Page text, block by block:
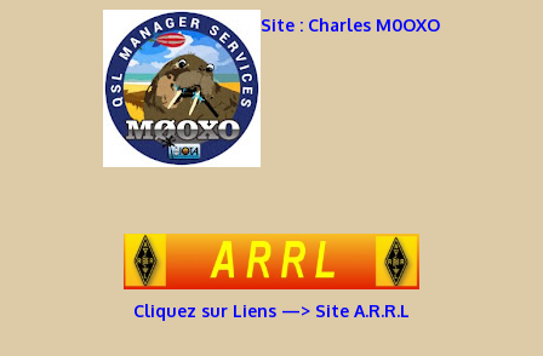
Site : Charles M0OXO
Cliquez sur Liens —> Site A.R.R.L